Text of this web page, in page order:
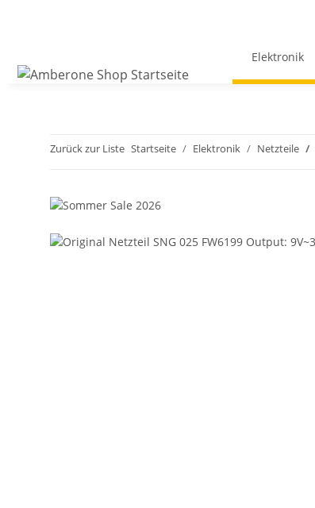
Elektronik
Zurück zur Liste Startseite Elektronik Netzteile